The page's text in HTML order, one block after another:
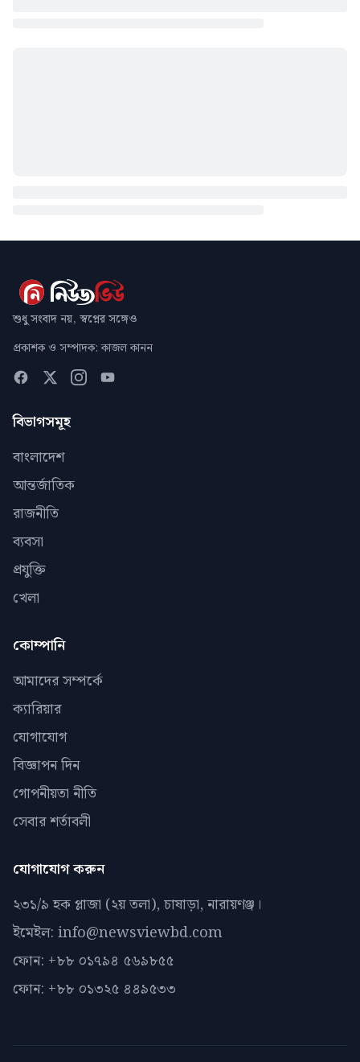
শুধু সংবাদ নয়, স্বপ্নের সঙ্গেও
প্রকাশক ও সম্পাদক: কাজল কানন
বিভাগসমূহ
বাংলাদেশ
আন্তর্জাতিক
রাজনীতি
ব্যবসা
প্রযুক্তি
খেলা
কোম্পানি
আমাদের সম্পর্কে
ক্যারিয়ার
যোগাযোগ
বিজ্ঞাপন দিন
গোপনীয়তা নীতি
সেবার শর্তাবলী
যোগাযোগ করুন
২৩১/৯ হক প্লাজা (২য় তলা), চাষাড়া, নারায়ণঞ্জ।
ইমেইল: info@newsviewbd.com
ফোন: +৮৮ ০১৭৯৪ ৫৬৯৮৫৫
ফোন: +৮৮ ০১৩২৫ ৪৪৯৫৩৩